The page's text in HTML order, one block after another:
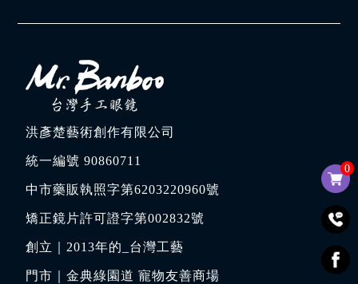
0
洪彥楚藝術創作有限公司
統一編號 90860711
中市藥販執照字第6203220960號
矯正鏡片許可證字第002832號
創立｜2013年的_台灣工藝
門市｜金典綠園道 寵物友善商場